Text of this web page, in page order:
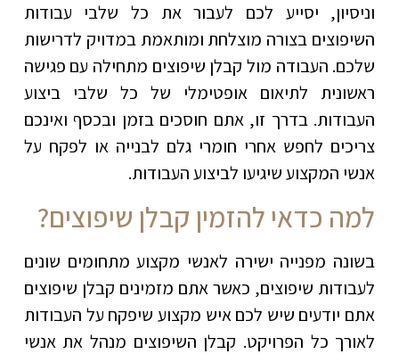
וניסיון, יסייע לכם לעבור את כל שלבי עבודות
השיפוצים בצורה מוצלחת ומותאמת במדויק לדרישות
שלכם. העבודה מול קבלן שיפוצים מתחילה עם פגישה
ראשונית לתיאום אופטימלי של כל שלבי ביצוע
העבודות. בדרך זו, אתם חוסכים בזמן ובכסף ואינכם
צריכים לחפש אחרי חומרי גלם לבנייה או לפקח על
אנשי המקצוע שיגיעו לביצוע העבודות.
למה כדאי להזמין קבלן שיפוצים?
בשונה מפנייה ישירה לאנשי מקצוע מתחומים שונים
לעבודות שיפוצים, כאשר אתם מזמינים קבלן שיפוצים
אתם יודעים שיש לכם איש מקצוע שיפקח על העבודות
לאורך כל הפרויקט. קבלן השיפוצים מנהל את אנשי